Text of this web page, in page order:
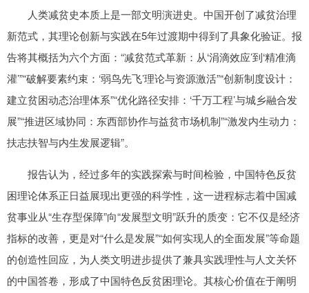
人类减贫史本质上是一部文明演进史。中国开创了减贫治理
新范式，其理论创新与实践在5年过渡期中得到了具象化验证。报
告将其概括为六个方面：“减贫范式革新：从‘涓滴效应’到‘精准滴
灌’”“破解要素约束：‘弱鸟先飞’理论与资源激活”“创新制度设计：
建立贫困动态治理体系”“优化路径安排：‘千万工程’与城乡融合发
展”“推进区域协同：东西部协作与益贫市场机制”“激发内生动力：
扶志扶智与内生发展逻辑”。
报告认为，经过多年的实践探索与时间检验，中国特色反贫
困理论体系正日益展现出更强的科学性，这一进程标志着中国减
贫事业从“生存型保障”向“发展型文明”跃升的质变：它不仅是经济
指标的改善，更是对“什么是发展”“如何实现人的全面发展”等命题
的创造性回应，为人类文明进步提供了兼具实践理性与人文关怀
的中国答卷，形成了中国特色反贫困理论。其核心价值在于阐明